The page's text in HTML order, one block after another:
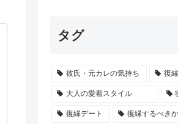
タグ
彼氏・元カレの気持ち 復
大人の愛着スタイル
復縁デート 復縁するべき